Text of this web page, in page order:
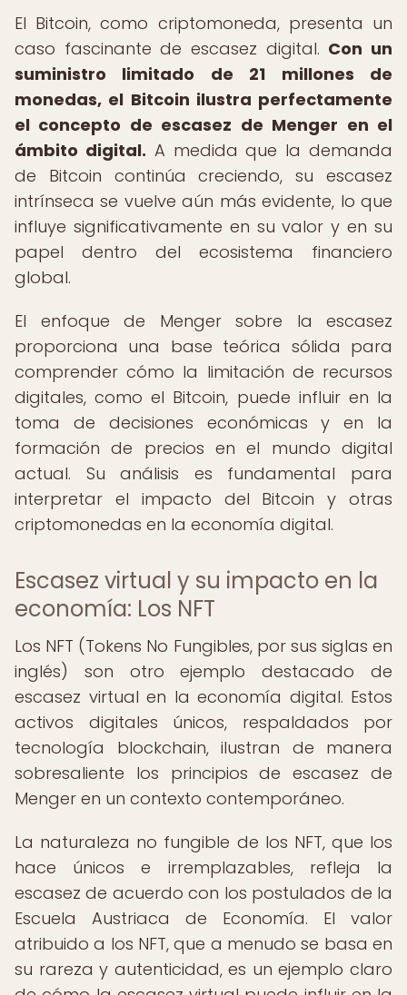
El Bitcoin, como criptomoneda, presenta un
caso fascinante de escasez digital. Con un
suministro limitado de 21 millones de
monedas, el Bitcoin ilustra perfectamente
el concepto de escasez de Menger en el
ámbito digital. A medida que la demanda
de Bitcoin continúa creciendo, su escasez
intrínseca se vuelve aún más evidente, lo que
influye significativamente en su valor y en su
papel dentro del ecosistema financiero
global.
El enfoque de Menger sobre la escasez
proporciona una base teórica sólida para
comprender cómo la limitación de recursos
digitales, como el Bitcoin, puede influir en la
toma de decisiones económicas y en la
formación de precios en el mundo digital
actual. Su análisis es fundamental para
interpretar el impacto del Bitcoin y otras
criptomonedas en la economía digital.
Escasez virtual y su impacto en la
economía: Los NFT
Los NFT (Tokens No Fungibles, por sus siglas en
inglés) son otro ejemplo destacado de
escasez virtual en la economía digital. Estos
activos digitales únicos, respaldados por
tecnología blockchain, ilustran de manera
sobresaliente los principios de escasez de
Menger en un contexto contemporáneo.
La naturaleza no fungible de los NFT, que los
hace únicos e irremplazables, refleja la
escasez de acuerdo con los postulados de la
Escuela Austriaca de Economía. El valor
atribuido a los NFT, que a menudo se basa en
su rareza y autenticidad, es un ejemplo claro